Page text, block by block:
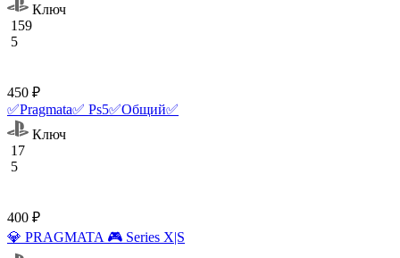
Ключ
159
5
450 ₽
✅Pragmata✅ Ps5✅Общий✅
Ключ
17
5
400 ₽
💎 PRAGMATA 🎮 Series X|S